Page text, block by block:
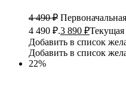
4 490₽
4 490 ₽.3 890 ₽Текущая
Добавить в список
Добавить в список
22%